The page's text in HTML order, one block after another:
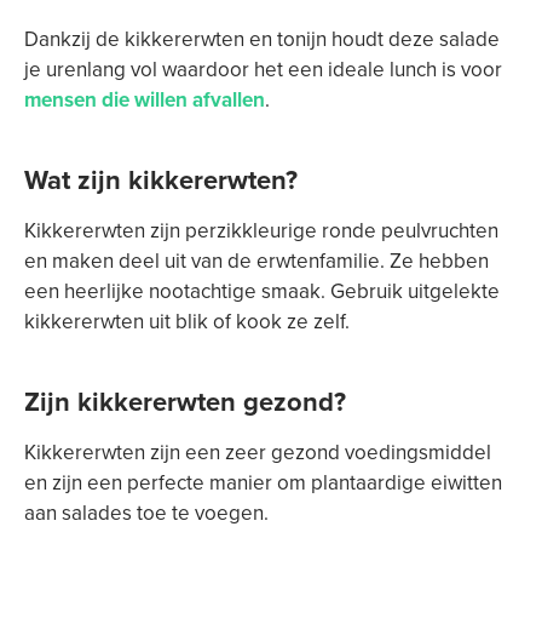
Dankzij de kikkererwten en tonijn houdt deze salade
je urenlang vol waardoor het een ideale lunch is voor
mensen die willen afvallen.
Wat zijn kikkererwten?
Kikkererwten zijn perzikkleurige ronde peulvruchten
en maken deel uit van de erwtenfamilie. Ze hebben
een heerlijke nootachtige smaak. Gebruik uitgelekte
kikkererwten uit blik of kook ze zelf.
Zijn kikkererwten gezond?
Kikkererwten zijn een zeer gezond voedingsmiddel
en zijn een perfecte manier om plantaardige eiwitten
aan salades toe te voegen.